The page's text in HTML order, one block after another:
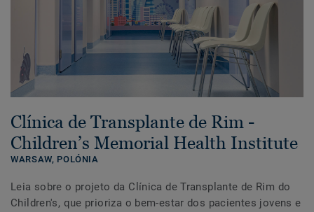
Clínica de Transplante de Rim -
Children’s Memorial Health Institute
WARSAW, POLÓNIA
Leia sobre o projeto da Clínica de Transplante de Rim do
Children's, que prioriza o bem-estar dos pacientes jovens e